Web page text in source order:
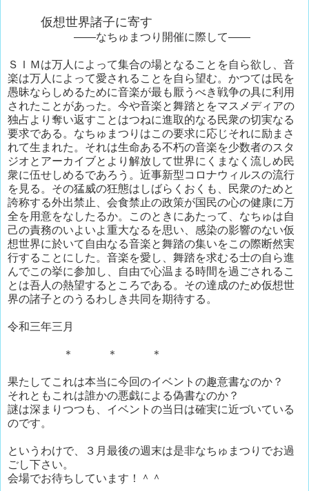
仮想世界諸子に寄す
——なちゅまつり開催に際して——
ＳＩＭは万人によって集合の場となることを自ら欲し、音
楽は万人によって愛されることを自ら望む。かつては民を
愚昧ならしめるために音楽が最も厭うべき戦争の具に利用
されたことがあった。今や音楽と舞踏とをマスメディアの
独占より奪い返すことはつねに進取的なる民衆の切実なる
要求である。なちゅまつりはこの要求に応じそれに励まさ
れて生まれた。それは生命ある不朽の音楽を少数者のスタ
ジオとアーカイブとより解放して世界にくまなく流しめ民
衆に伍せしめるであろう。近事新型コロナウィルスの流行
を見る。その猛威の狂態はしばらくおくも、民衆のためと
誇称する外出禁止、会食禁止の政策が国民の心の健康に万
全を用意をなしたるか。このときにあたって、なちゅは自
己の責務のいよいよ重大なるを思い、感染の影響のない仮
想世界に於いて自由なる音楽と舞踏の集いをこの際断然実
行することにした。音楽を愛し、舞踏を求むる士の自ら進
んでこの挙に参加し、自由で心温まる時間を過ごされるこ
とは吾人の熱望するところである。その達成のため仮想世
界の諸子とのうるわしき共同を期待する。
令和三年三月
＊ ＊ ＊
果たしてこれは本当に今回のイベントの趣意書なのか？
それともこれは誰かの悪戯による偽書なのか？
謎は深まりつつも、イベントの当日は確実に近づいている
のです。
というわけで、３月最後の週末は是非なちゅまつりでお過
ごし下さい。
会場でお待ちしています！＾＾